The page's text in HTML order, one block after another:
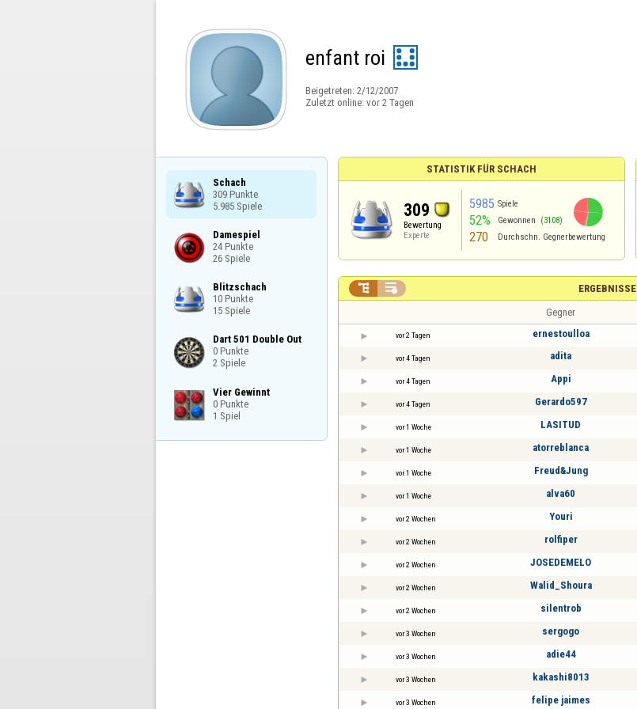
enfant roi
Beigetreten: 2/12/2007
Zuletzt online: vor 2 Tagen
Schach
309 Punkte
5.985 Spiele
Damespiel
24 Punkte
26 Spiele
Blitzschach
10 Punkte
15 Spiele
Dart 501 Double Out
0 Punkte
2 Spiele
Vier Gewinnt
0 Punkte
1 Spiel
STATISTIK FÜR SCHACH
309
Bewertung
Experte
5985 Spiele
52% Gewonnen (3108)
270 Durchschn. Gegnerbewertung
ERGEBNISSE
 
Gegner
vor 2 Tagen ernestoulloa
vor 4 Tagen adita
vor 4 Tagen Appi
vor 4 Tagen Gerardo597
vor 1 Woche LASITUD
vor 1 Woche atorreblanca
vor 1 Woche Freud&Jung
vor 1 Woche alva60
vor 2 Wochen Youri
vor 2 Wochen rolfiper
vor 2 Wochen JOSEDEMELO
vor 2 Wochen Walid_Shoura
vor 2 Wochen silentrob
vor 3 Wochen sergogo
vor 3 Wochen adie44
vor 3 Wochen kakashi8013
vor 3 Wochen felipe jaimes